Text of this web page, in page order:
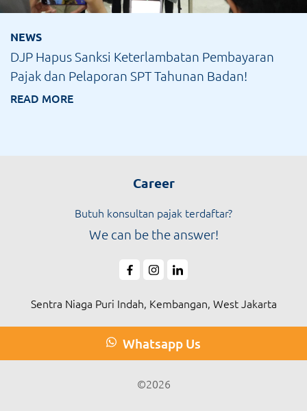
NEWS
DJP Hapus Sanksi Keterlambatan Pembayaran
Pajak dan Pelaporan SPT Tahunan Badan!
READ MORE
Career
Butuh konsultan pajak terdaftar?
We can be the answer!
Sentra Niaga Puri Indah, Kembangan, West Jakarta
Whatsapp Us
©2026